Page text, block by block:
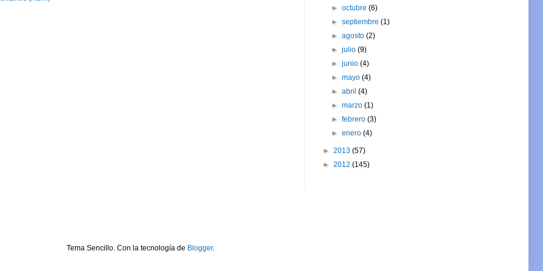
►octubre(6)
►septiembre(1)
►agosto(2)
►julio(9)
►junio(4)
►mayo(4)
►abril(4)
►marzo(1)
►febrero(3)
►enero(4)
► 2013 (57)
► 2012 (145)
Tema Sencillo. Con la tecnología de Blogger.